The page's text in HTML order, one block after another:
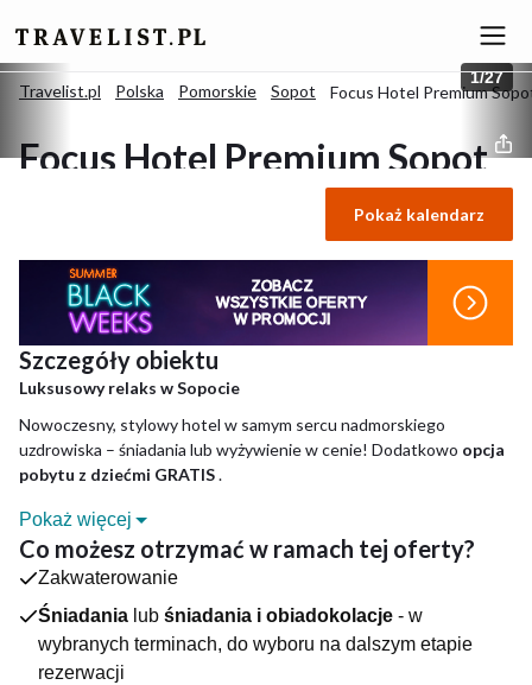
Travelist.pl Polska Pomorskie Sopot Focus Hotel Premium
Focus Hotel Premium Sopot
(Znakomity) 314 opinii
1/27
Pokaż kalendarz
ZOBACZ
WSZYSTKIE OFERTY
W PROMOCJI
Szczegóły obiektu
Luksusowy relaks w Sopocie
Nowoczesny, stylowy hotel w samym sercu nadmorskiego
uzdrowiska – śniadania lub wyżywienie w cenie! Dodatkowo opcja
pobytu z dziećmi GRATIS.
DLACZEGO WARTO?
Focus Premium Sopot to nowoczesny i stylowy obiekt,
położony w samym centrum Sopotu - zaledwie 12 minut
spacerem od plaży i słynnego molo oraz 8 minut spacerem od
dworca. Jednak ta świetna lokalizacja to nie jedyna zaleta tego
obiektu. Same wnętrza hotelu robią wrażenie – dzięki
Pokaż więcej
Co możesz otrzymać w ramach tej oferty?
Zakwaterowanie
Śniadania lub śniadania i obiadokolacje - w
wybranych terminach, do wyboru na dalszym etapie
rezerwacji